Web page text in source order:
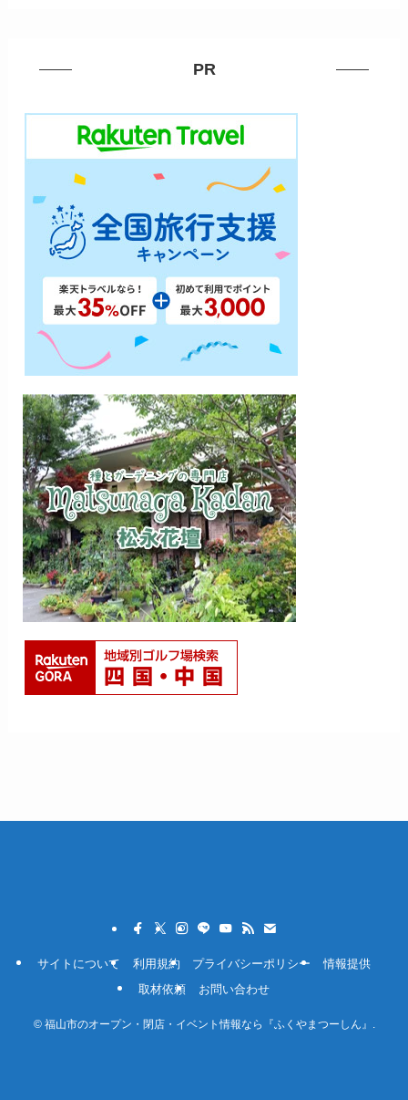
PR
サイトについて 利用規約 プライバシーポリシー
情報提供
取材依頼
お問い合わせ
©福山市のオープン・閉店・イベント情報なら『ふくやまつーしん』.